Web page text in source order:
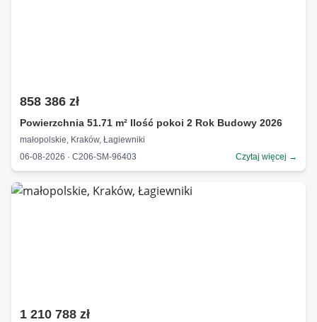
858 386 zł
Powierzchnia 51.71 m² Ilość pokoi 2 Rok Budowy 2026
małopolskie, Kraków, Łagiewniki
06-08-2026 · C206-SM-96403
Czytaj więcej →
1 210 788 zł